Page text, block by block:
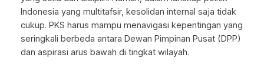
Indonesia yang multitafsir, kesolidan internal saja tidak
cukup. PKS harus mampu menavigasi kepentingan yang
seringkali berbeda antara Dewan Pimpinan Pusat (DPP)
dan aspirasi arus bawah di tingkat wilayah.